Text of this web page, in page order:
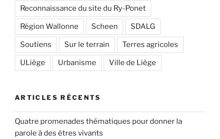
Reconnaissance du site du Ry-Ponet
Région Wallonne Scheen SDALG
Soutiens Sur le terrain Terres agricoles
ULiège Urbanisme Ville de Liège
ARTICLES RÉCENTS
Quatre promenades thématiques pour donner la
parole à des êtres vivants